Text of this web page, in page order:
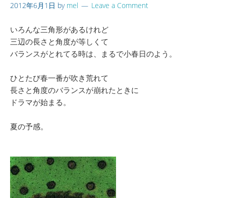
2012年6月1日 by mel Leave a Comment
いろんな三角形があるけれど
三辺の長さと角度が等しくて
バランスがとれてる時は、まるで小春日のよう。
ひとたび春一番が吹き荒れて
長さと角度のバランスが崩れたときに
ドラマが始まる。
夏の予感。